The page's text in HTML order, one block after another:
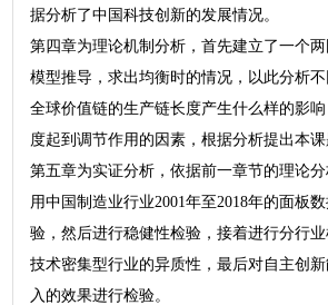
据分析了中国科技创新的发展情况。
第四章为理论机制分析，首先建立了一个
模型推导，求出均衡时的情况，以此分析
全球价值链的生产链长度产生什么样的影
度起到调节作用的因素，根据分析提出本课
第五章为实证分析，依据前一章节的理论
用中国制造业行业2001年至2018年的面板
验，然后进行稳健性检验，接着进行分行
技术密集型行业的异质性，最后对自主创
入的效果进行检验。